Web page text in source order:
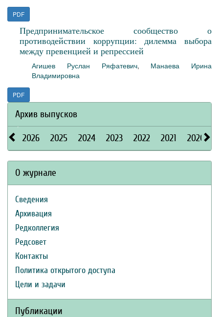
PDF
Предпринимательское сообщество о
противодействии коррупции: дилемма выбора
между превенцией и репрессией
Агишев Руслан Ряфатевич, Манаева Ирина
Владимировна
PDF
Архив выпусков
2026 2025 2024 2023 2022 2021 2020
О журнале
Сведения
Архивация
Редколлегия
Редсовет
Контакты
Политика открытого доступа
Цели и задачи
Публикации